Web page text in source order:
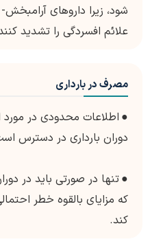
شود، زیرا داروهای
علائم افسردگی را تشدید
مصرف در بارداری
● اطلاعات محدودی در مورد
دوران بارداری در دسترس
●تنها در صورتی باید در
که مزایای بالقوه خطر
کند.